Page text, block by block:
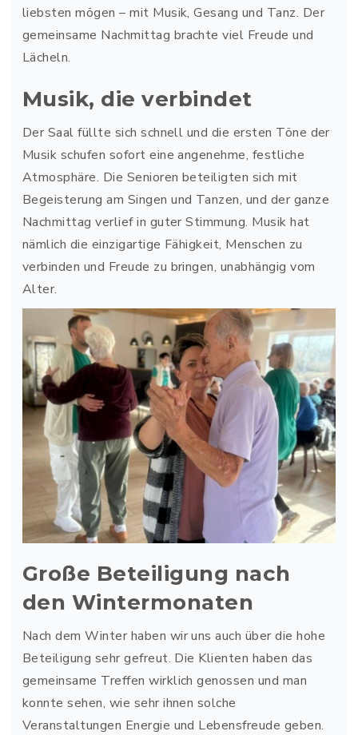
liebsten mögen – mit Musik, Gesang und Tanz. Der
gemeinsame Nachmittag brachte viel Freude und
Lächeln.
Musik, die verbindet
Der Saal füllte sich schnell und die ersten Töne der
Musik schufen sofort eine angenehme, festliche
Atmosphäre. Die Senioren beteiligten sich mit
Begeisterung am Singen und Tanzen, und der ganze
Nachmittag verlief in guter Stimmung. Musik hat
nämlich die einzigartige Fähigkeit, Menschen zu
verbinden und Freude zu bringen, unabhängig vom
Alter.
Große Beteiligung nach
den Wintermonaten
Nach dem Winter haben wir uns auch über die hohe
Beteiligung sehr gefreut. Die Klienten haben das
gemeinsame Treffen wirklich genossen und man
konnte sehen, wie sehr ihnen solche
Veranstaltungen Energie und Lebensfreude geben.